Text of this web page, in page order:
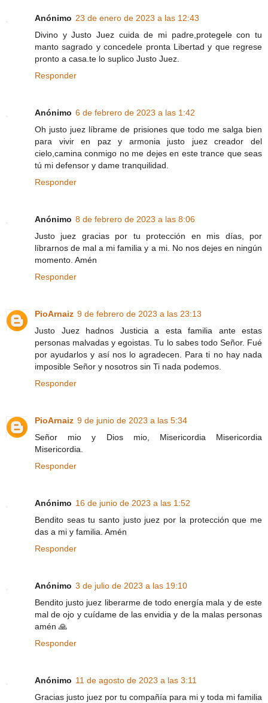
Anónimo 23 de enero de 2023 a las 12:43
Divino y Justo Juez cuida de mi padre,protegele con tu
manto sagrado y concedele pronta Libertad y que regrese
pronto a casa.te lo suplico Justo Juez.
Responder
Anónimo 6 de febrero de 2023 a las 1:42
Oh justo juez líbrame de prisiones que todo me salga bien
para vivir en paz y armonia justo juez creador del
cielo,camina conmigo no me dejes en este trance que seas
tú mi defensor y dame tranquilidad.
Responder
Anónimo 8 de febrero de 2023 a las 8:06
Justo juez gracias por tu protección en mis días, por
líbrarnos de mal a mi familia y a mi. No nos dejes en ningún
momento. Amén
Responder
PioArnaiz 9 de febrero de 2023 a las 23:13
Justo Juez hadnos Justicia a esta familia ante estas
personas malvadas y egoistas. Tu lo sabes todo Señor. Fué
por ayudarlos y así nos lo agradecen. Para ti no hay nada
imposible Señor y nosotros sin Ti nada podemos.
Responder
PioArnaiz 9 de junio de 2023 a las 5:34
Señor mio y Dios mio, Misericordia Misericordia
Misericordia.
Responder
Anónimo 16 de junio de 2023 a las 1:52
Bendito seas tu santo justo juez por la protección que me
das a mi y familia. Amén
Responder
Anónimo 3 de julio de 2023 a las 19:10
Bendito justo juez liberarme de todo energía mala y de este
mal de ojo y cuídame de las envidia y de la malas personas
amén 🙏
Responder
Anónimo 11 de agosto de 2023 a las 3:11
Gracias justo juez por tu compañía para mi y toda mi familia